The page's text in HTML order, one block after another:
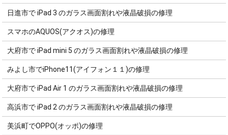
日進市で iPad 3 のガラス画面割れや液晶破損の修理
スマホのAQUOS(アクオス)の修理
大府市で iPad mini 5 のガラス画面割れや液晶破損の修理
みよし市でiPhone11(アイフォン１１)の修理
大府市で iPad Air 1 のガラス画面割れや液晶破損の修理
高浜市で iPad 2 のガラス画面割れや液晶破損の修理
美浜町でOPPO(オッポ)の修理